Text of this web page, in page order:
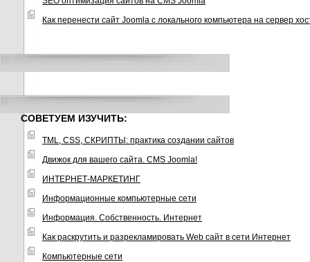
Как перенести сайт Joomla с локального компьютера на сервер
СОВЕТУЕМ ИЗУЧИТЬ:
TML, CSS, СКРИПТЫ: практика создании сайтов
Движок для вашего сайта. CMS Joomla!
ИНТЕРНЕТ-МАРКЕТИНГ
Информационные компьютерные сети
Информация. Собственность. Интернет
Как раскрутить и разрекламировать Web сайт в сети Интернет
Компьютерные сети